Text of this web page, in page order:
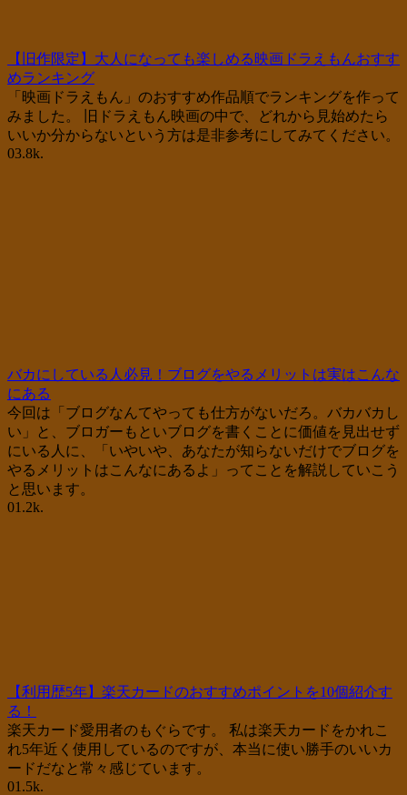
【旧作限定】大人になっても楽しめる映画ドラえもんおすす
めランキング
「映画ドラえもん」のおすすめ作品順でランキングを作って
みました。 旧ドラえもん映画の中で、どれから見始めたら
いいか分からないという方は是非参考にしてみてください。
03.8k.
バカにしている人必見！ブログをやるメリットは実はこんな
にある
今回は「ブログなんてやっても仕方がないだろ。バカバカし
い」と、ブロガーもといブログを書くことに価値を見出せず
にいる人に、「いやいや、あなたが知らないだけでブログを
やるメリットはこんなにあるよ」ってことを解説していこう
と思います。
01.2k.
【利用歴5年】楽天カードのおすすめポイントを10個紹介す
る！
楽天カード愛用者のもぐらです。 私は楽天カードをかれこ
れ5年近く使用しているのですが、本当に使い勝手のいいカ
ードだなと常々感じています。
01.5k.